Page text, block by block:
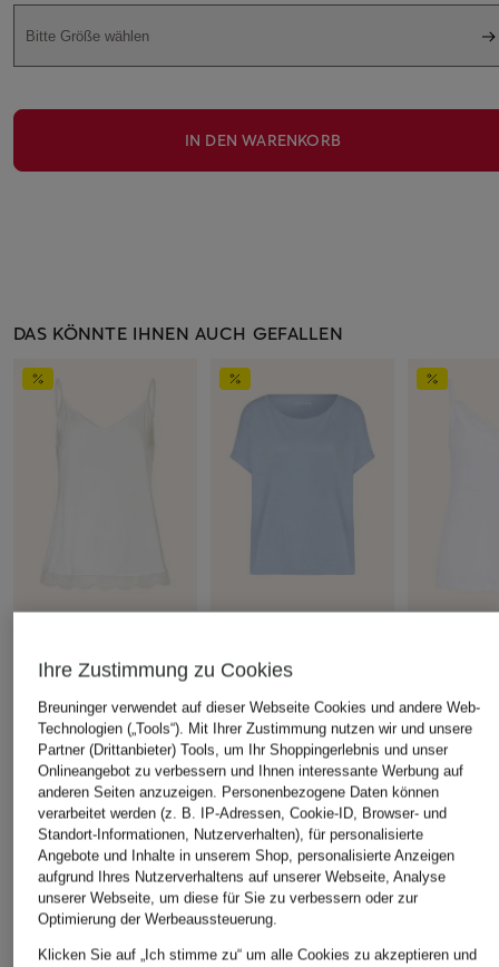
Bitte Größe wählen
IN DEN WARENKORB
DAS KÖNNTE IHNEN AUCH GEFALLEN
Top Serie GRACE
Ursprünglich: CHF 55
T-Shirt LUCA
Ursprünglich: CHF 85
CHF 45
Ursprünglich:
ÄHNLICHE ARTIKEL ENTDECKEN
Ihre Zustimmung zu Cookies
Breuninger verwendet auf dieser Webseite Cookies und andere Web-
Technologien („Tools“). Mit Ihrer Zustimmung nutzen wir und unsere
Partner (Drittanbieter) Tools, um Ihr Shoppingerlebnis und unser
Onlineangebot zu verbessern und Ihnen interessante Werbung auf
anderen Seiten anzuzeigen. Personenbezogene Daten können
verarbeitet werden (z. B. IP-Adressen, Cookie-ID, Browser- und
Standort-Informationen, Nutzerverhalten), für personalisierte
Angebote und Inhalte in unserem Shop, personalisierte Anzeigen
aufgrund Ihres Nutzerverhaltens auf unserer Webseite, Analyse
unserer Webseite, um diese für Sie zu verbessern oder zur
Optimierung der Werbeaussteuerung.
Klicken Sie auf „Ich stimme zu“ um alle Cookies zu akzeptieren und